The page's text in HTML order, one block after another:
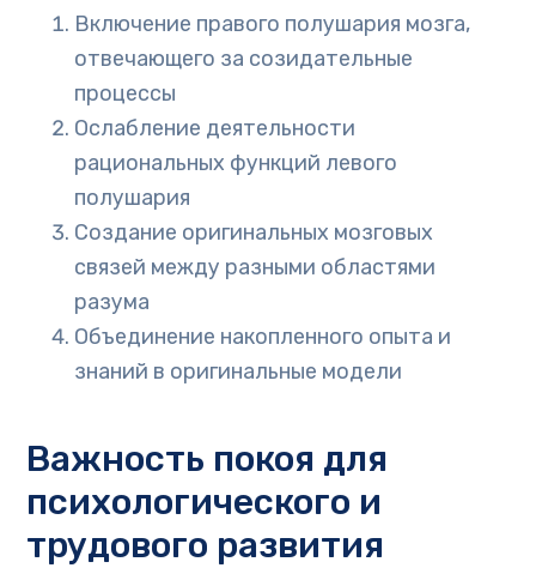
Включение правого полушария мозга,
отвечающего за созидательные
процессы
Ослабление деятельности
рациональных функций левого
полушария
Создание оригинальных мозговых
связей между разными областями
разума
Объединение накопленного опыта и
знаний в оригинальные модели
Важность покоя для
психологического и
трудового развития